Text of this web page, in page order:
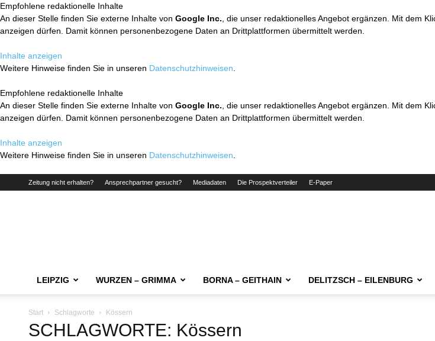
Empfohlene redaktionelle Inhalte
An dieser Stelle finden Sie externe Inhalte von Google Inc. , die unser redaktionelles Angebot ergänzen. Mit dem
anzeigen dürfen. Damit können personenbezogene Daten an Drittplattformen übermittelt werden.
Inhalte anzeigen
Weitere Hinweise finden Sie in unseren Datenschutzhinweisen
Empfohlene redaktionelle Inhalte
An dieser Stelle finden Sie externe Inhalte von Google Inc. , die unser redaktionelles Angebot ergänzen. Mit dem
anzeigen dürfen. Damit können personenbezogene Daten an Drittplattformen übermittelt werden.
Inhalte anzeigen
Weitere Hinweise finden Sie in unseren Datenschutzhinweisen
Zeitung nicht erhalten? Ansprechpartner gesucht? Mediadaten Die Prospektverteiler E-Paper
LEIPZIG WURZEN – GRIMMA BORNA – GEITHAIN DELITZSCH – EILENBURG
Start Schlagworte Kössern
SCHLAGWORTE: Kössern